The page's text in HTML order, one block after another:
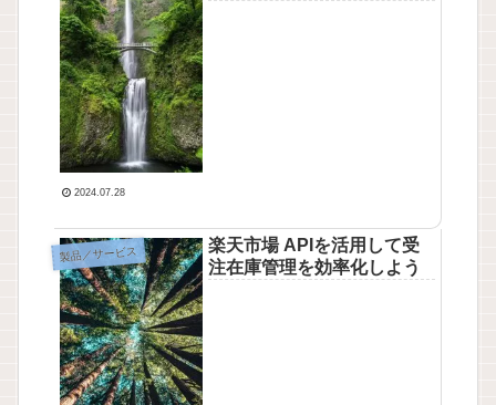
2024.07.28
製品／サービス
楽天市場 APIを活用して受
注在庫管理を効率化しよう